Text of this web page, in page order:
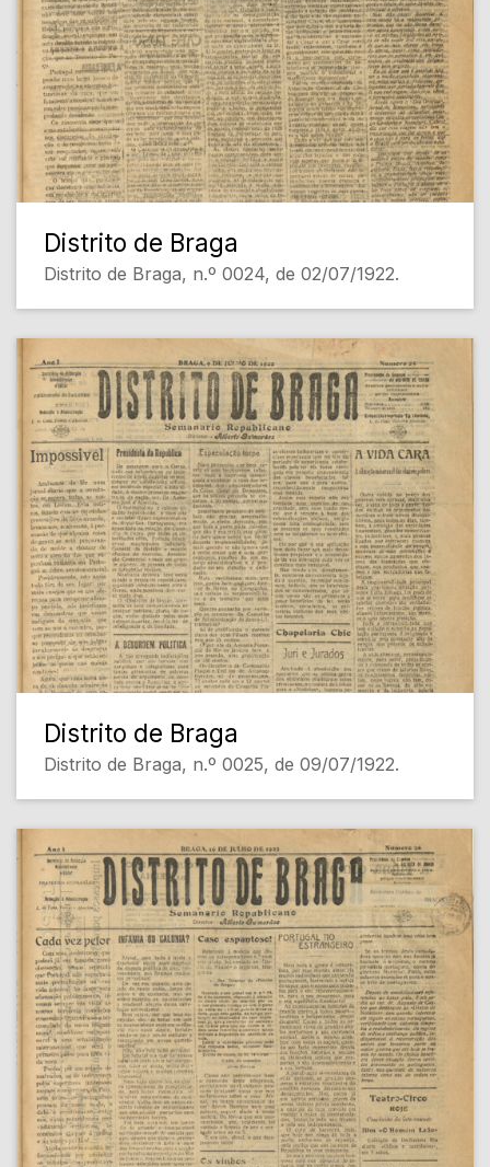
Distrito de Braga
Distrito de Braga, n.º 0024, de 02/07/1922.
Distrito de Braga
Distrito de Braga, n.º 0025, de 09/07/1922.